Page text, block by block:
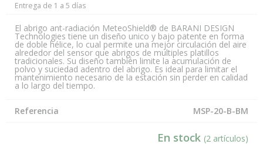
Entrega de 1 a 5 días
El abrigo ant-radiación MeteoShield® de BARANI DESIGN
Technologies tiene un diseño unico y bajo patente en forma
de doble hélice, lo cual permite una mejor circulación del aire
alrededor del sensor que abrigos de multiples platillos
tradicionales. Su diseño también limite la acumulación de
polvo y suciedad adentro del abrigo. Es ideal para limitar el
mantenimiento necesario de la estación sin perder en calidad
a lo largo del tiempo.
Referencia MSP-20-B-BM
En stock (2 artículos)